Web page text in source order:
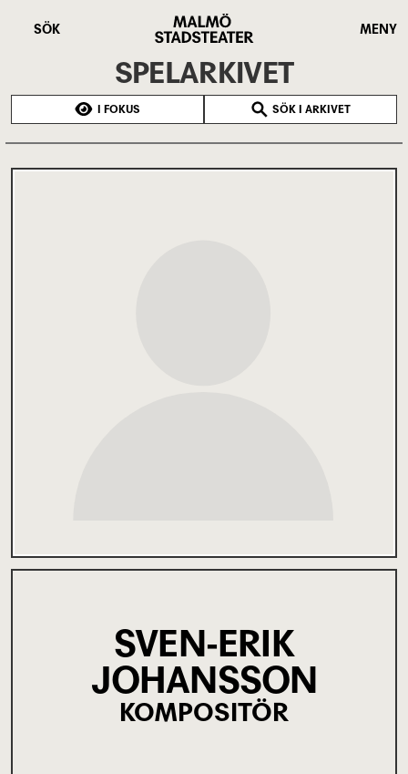
SÖK
Stadsteater
MENY
SPELARKIVET
I FOKUS SÖK I ARKIVET
SVEN-ERIK
JOHANSSON
KOMPOSITÖR